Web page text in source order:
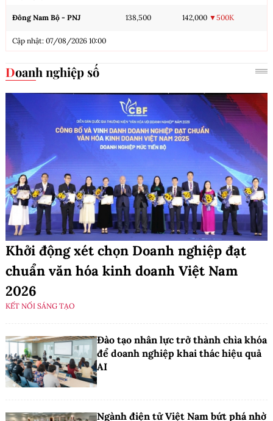
Đông Nam Bộ - PNJ 138,500 142,000 ▼500K
Cập nhật: 07/08/2026 10:00
Doanh nghiệp số
Khởi động xét chọn Doanh nghiệp đạt
chuẩn văn hóa kinh doanh Việt Nam
2026
KẾT NỐI SÁNG TẠO
Đào tạo nhân lực trở thành chìa khóa
để doanh nghiệp khai thác hiệu quả
AI
Ngành điện tử Việt Nam bứt phá nhờ